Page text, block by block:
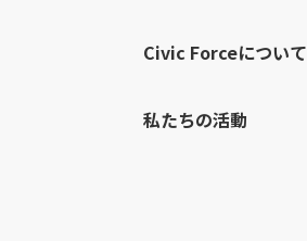
Civic Forceについて
私たちの活動